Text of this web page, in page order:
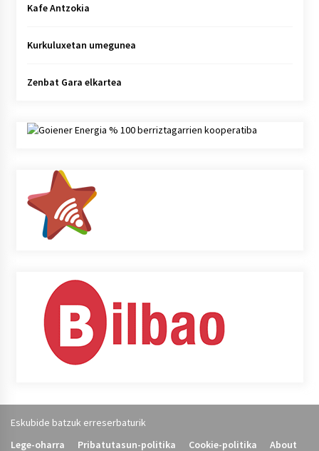
Kafe Antzokia
Kurkuluxetan umegunea
Zenbat Gara elkartea
Eskubide batzuk erreserbaturik
Lege-oharra
Pribatutasun-politika Cookie-politika About